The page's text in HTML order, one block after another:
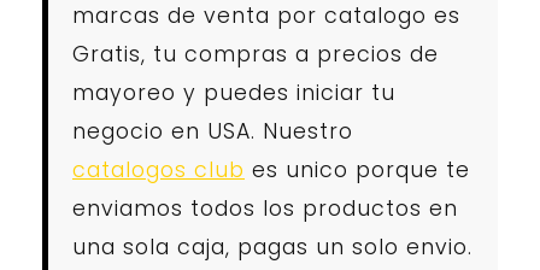
marcas de venta por catalogo es
Gratis, tu compras a precios de
mayoreo y puedes iniciar tu
negocio en USA. Nuestro
catalogos club es unico porque te
enviamos todos los productos en
una sola caja, pagas un solo envio.